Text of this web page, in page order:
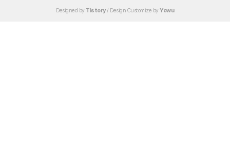
Designed by Tistory/ Design Customize by Yowu